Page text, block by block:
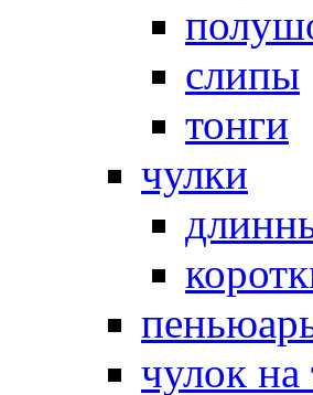
слипы
тонги
чулки
чулок на